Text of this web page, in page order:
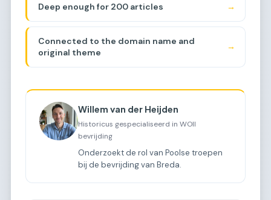
Deep enough for 200 articles →
Connected to the domain name and
original theme
→
Willem van der Heijden
Historicus gespecialiseerd in WOII
bevrijding
Onderzoekt de rol van Poolse troepen
bij de bevrijding van Breda.